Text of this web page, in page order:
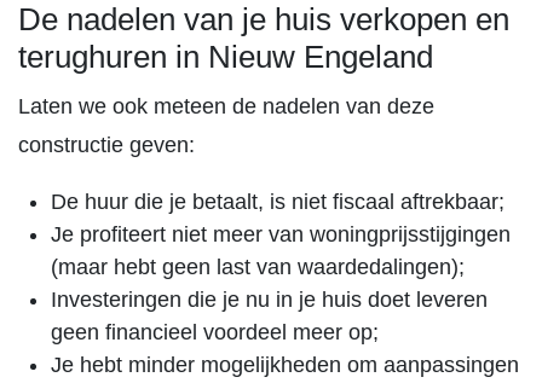
De nadelen van je huis verkopen en
terughuren in Nieuw Engeland
Laten we ook meteen de nadelen van deze
constructie geven:
De huur die je betaalt, is niet fiscaal aftrekbaar;
Je profiteert niet meer van woningprijsstijgingen
(maar hebt geen last van waardedalingen);
Investeringen die je nu in je huis doet leveren
geen financieel voordeel meer op;
Je hebt minder mogelijkheden om aanpassingen